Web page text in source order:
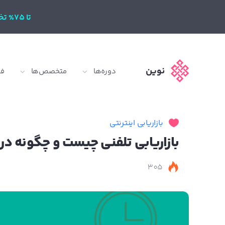
تا 75% تخفیف
نوین دوره‌ها متخصص‌ها
بازاریابی اینترنتی
بازاریابی تلفنی چیست و
305